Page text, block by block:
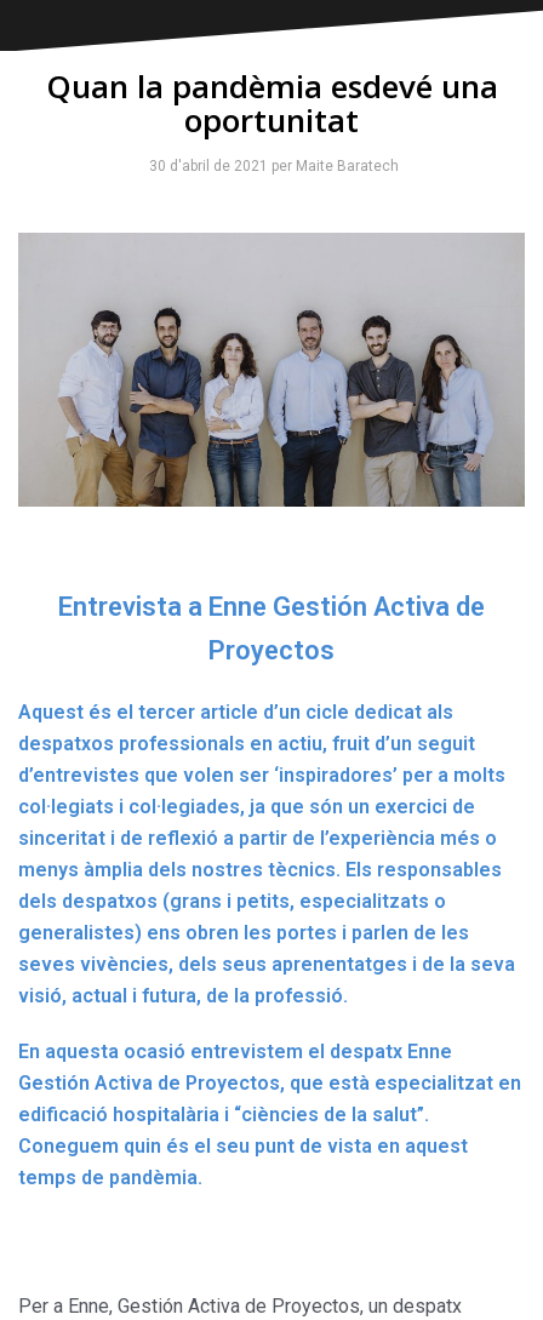
Quan la pandèmia esdevé una
oportunitat
30 d'abril de 2021 per Maite Baratech
Entrevista a Enne Gestión Activa de
Proyectos
Aquest és el tercer article d’un cicle dedicat als
despatxos professionals en actiu, fruit d’un seguit
d’entrevistes que volen ser ‘inspiradores’ per a molts
col·legiats i col·legiades, ja que són un exercici de
sinceritat i de reflexió a partir de l’experiència més o
menys àmplia dels nostres tècnics. Els responsables
dels despatxos (grans i petits, especialitzats o
generalistes) ens obren les portes i parlen de les
seves vivències, dels seus aprenentatges i de la seva
visió, actual i futura, de la professió.
En aquesta ocasió entrevistem el despatx Enne
Gestión Activa de Proyectos, que està especialitzat en
edificació hospitalària i “ciències de la salut”.
Coneguem quin és el seu punt de vista en aquest
temps de pandèmia.
Per a Enne, Gestión Activa de Proyectos, un despatx